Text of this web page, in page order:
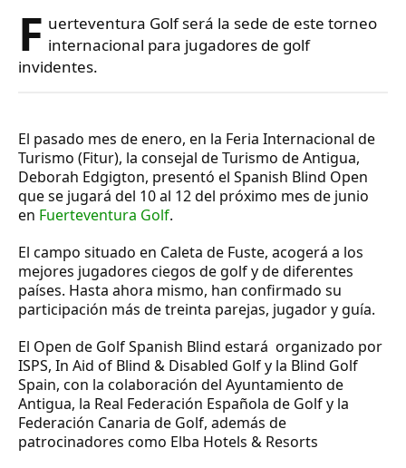
F uerteventura Golf será la sede de este torneo
internacional para jugadores de golf
invidentes.
El pasado mes de enero, en la Feria Internacional de
Turismo (Fitur), la consejal de Turismo de Antigua,
Deborah Edgigton, presentó el Spanish Blind Open
que se jugará del 10 al 12 del próximo mes de junio
en Fuerteventura Golf.
El campo situado en Caleta de Fuste, acogerá a los
mejores jugadores ciegos de golf y de diferentes
países. Hasta ahora mismo, han confirmado su
participación más de treinta parejas, jugador y guía.
El Open de Golf Spanish Blind estará organizado por
ISPS, In Aid of Blind & Disabled Golf y la Blind Golf
Spain, con la colaboración del Ayuntamiento de
Antigua, la Real Federación Española de Golf y la
Federación Canaria de Golf, además de
patrocinadores como Elba Hotels & Resorts